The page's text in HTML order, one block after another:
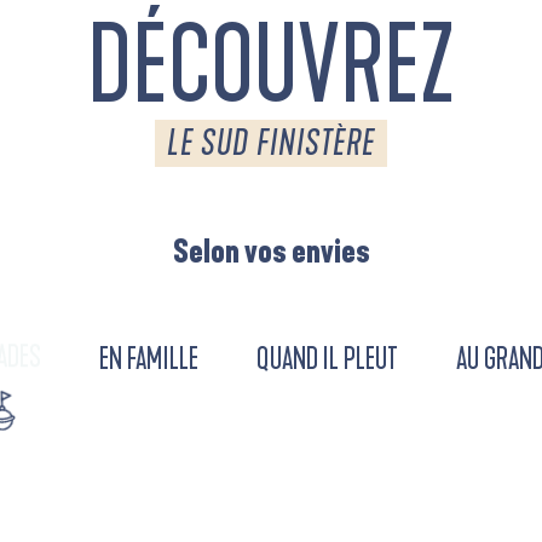
DÉCOUVREZ
LE SUD FINISTÈRE
Selon vos envies
EN FAMILLE QUAND IL PLEUT AU